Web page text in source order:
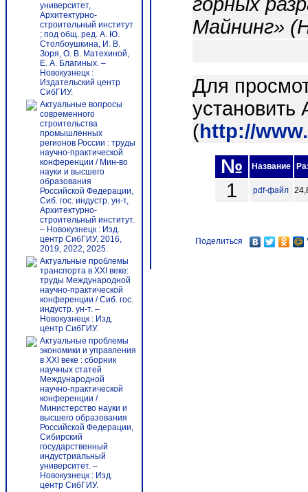
университет,
Архитектурно-
строительный институт
; под общ. ред. А. Ю.
Столбоушкина, И. В.
Зоря, О. В. Матехиной,
Е. А. Благиных. –
Новокузнецк :
Издательский центр
СибГИУ.
Актуальные вопросы
современного
строительства
промышленных
регионов России : труды
научно-практической
конференции / Мин-во
науки и высшего
образования
Российской Федерации,
Сиб. гос. индустр. ун-т,
Архитектурно-
строительный институт.
– Новокузнецк : Изд.
центр СибГИУ, 2016,
2019, 2022, 2025.
Актуальные проблемы
транспорта в XXI веке:
труды Международной
научно-практической
конференции / Сиб. гос.
индустр. ун-т. –
Новокузнецк : Изд.
центр СибГИУ.
Актуальные проблемы
экономики и управления
в XXI веке : сборник
научных статей
Международной
научно-практической
конференции /
Министерство науки и
высшего образования
Российской Федерации,
Сибирский
государственный
индустриальный
университет. –
Новокузнецк : Изд.
центр СибГИУ.
Майнинг»
Для
установить
(http://
№
Название
1 pdf-файл
Поделиться